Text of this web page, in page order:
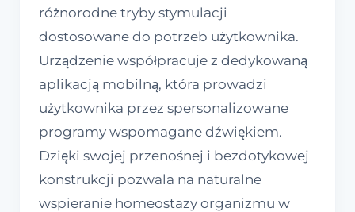
różnorodne tryby stymulacji
dostosowane do potrzeb użytkownika.
Urządzenie współpracuje z dedykowaną
aplikacją mobilną, która prowadzi
użytkownika przez spersonalizowane
programy wspomagane dźwiękiem.
Dzięki swojej przenośnej i bezdotykowej
konstrukcji pozwala na naturalne
wspieranie homeostazy organizmu w